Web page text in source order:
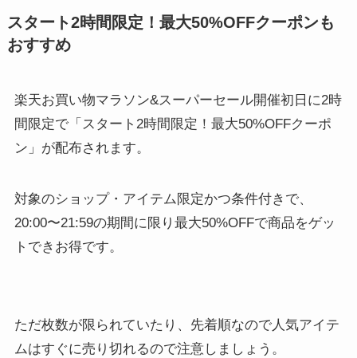
スタート2時間限定！最大50%OFFクーポンも
おすすめ
楽天お買い物マラソン&スーパーセール開催初日に2時
間限定で「スタート2時間限定！最大50%OFFクーポ
ン」が配布されます。
対象のショップ・アイテム限定かつ条件付きで、
20:00〜21:59の期間に限り最大50%OFFで商品をゲッ
トできお得です。
ただ枚数が限られていたり、先着順なので人気アイテ
ムはすぐに売り切れるので注意しましょう。